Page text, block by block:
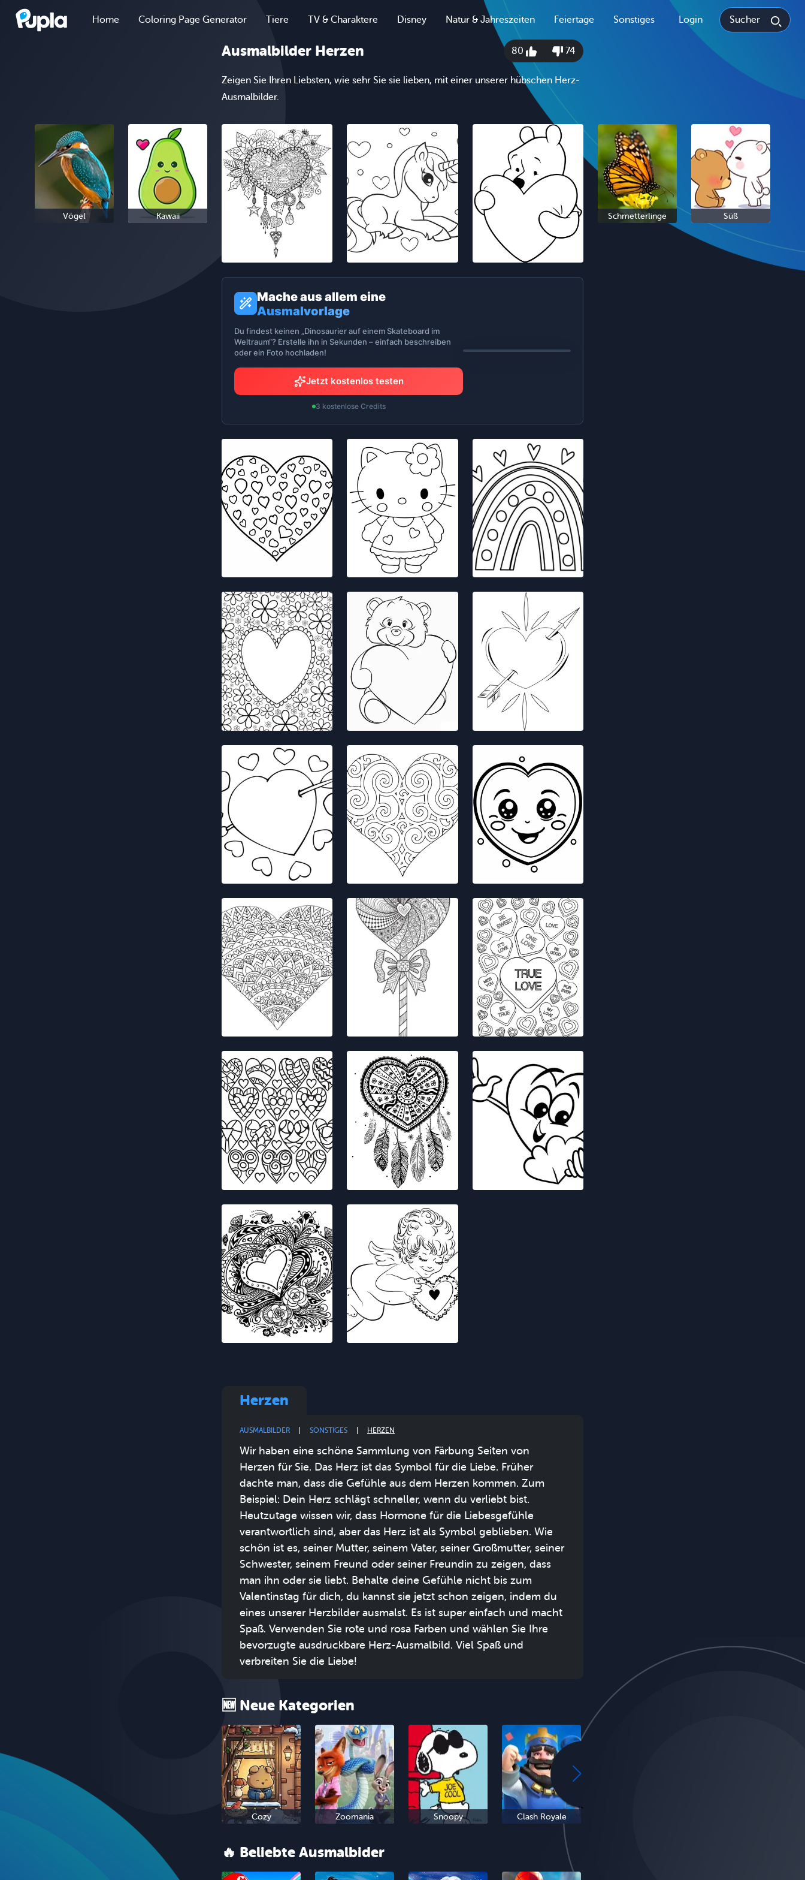
Home Coloring Page Generator Tiere TV & Charaktere Disney Natur & Jahreszeiten Feiertage Sonstiges Login
Ausmalbilder Herzen 80 74
Zeigen Sie Ihren Liebsten, wie sehr Sie sie lieben, mit einer unserer hübschen Herz-
Ausmalbilder.
Vögel Kawaii
Mache aus allem eine
Ausmalvorlage
Du findest keinen „Dinosaurier auf einem Skateboard im
Weltraum“? Erstelle ihn in Sekunden – einfach beschreiben
oder ein Foto hochladen!
Jetzt kostenlos testen
3 kostenlose Credits
Schmetterlinge Süß
Herzen
AUSMALBILDER SONSTIGES HERZEN
Wir haben eine schöne Sammlung von Färbung Seiten von
Herzen für Sie. Das Herz ist das Symbol für die Liebe. Früher
dachte man, dass die Gefühle aus dem Herzen kommen. Zum
Beispiel: Dein Herz schlägt schneller, wenn du verliebt bist.
Heutzutage wissen wir, dass Hormone für die Liebesgefühle
verantwortlich sind, aber das Herz ist als Symbol geblieben. Wie
schön ist es, seiner Mutter, seinem Vater, seiner Großmutter, seiner
Schwester, seinem Freund oder seiner Freundin zu zeigen, dass
man ihn oder sie liebt. Behalte deine Gefühle nicht bis zum
Valentinstag für dich, du kannst sie jetzt schon zeigen, indem du
eines unserer Herzbilder ausmalst. Es ist super einfach und macht
Spaß. Verwenden Sie rote und rosa Farben und wählen Sie Ihre
bevorzugte ausdruckbare Herz-Ausmalbild. Viel Spaß und
verbreiten Sie die Liebe!
🆕 Neue Kategorien
Cozy Zoomania Snoopy Clash Royale
🔥 Beliebte Ausmalbider